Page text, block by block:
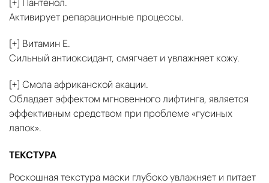
[+] Пантенол.
Активирует репарационные процессы.
[+] Витамин Е.
Сильный антиоксидант, смягчает и увлажняет кожу.
[+] Смола африканской акации.
Обладает эффектом мгновенного лифтинга, является
эффективным средством при проблеме «гусиных
лапок».
ТЕКСТУРА
Роскошная текстура маски глубоко увлажняет и питает